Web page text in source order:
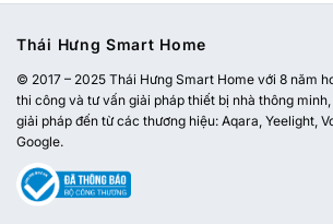
Thái Hưng Smart Home
© 2017 – 2025 Thái Hưng Smart Home với 8 năm
thi công và tư vấn giải pháp thiết bị nhà thông
giải pháp đến từ các thương hiệu: Aqara, Yeelight,
Google.